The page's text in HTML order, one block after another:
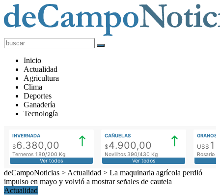
deCampoNoticias
Actualidad
Agropecuaria
Inicio
Actualidad
Agricultura
Clima
Deportes
Ganadería
Tecnología
INVERNADA
$6.380,00
Terneros 180/200 Kg
Ver todos
CAÑUELAS
$4.900,00
Novillitos 390/430 Kg
Ver todos
GRANOS
US$
Rosario
deCampoNoticias > Actualidad > La maquinaria agrícola perdió
impulso en mayo y volvió a mostrar señales de cautela
Actualidad